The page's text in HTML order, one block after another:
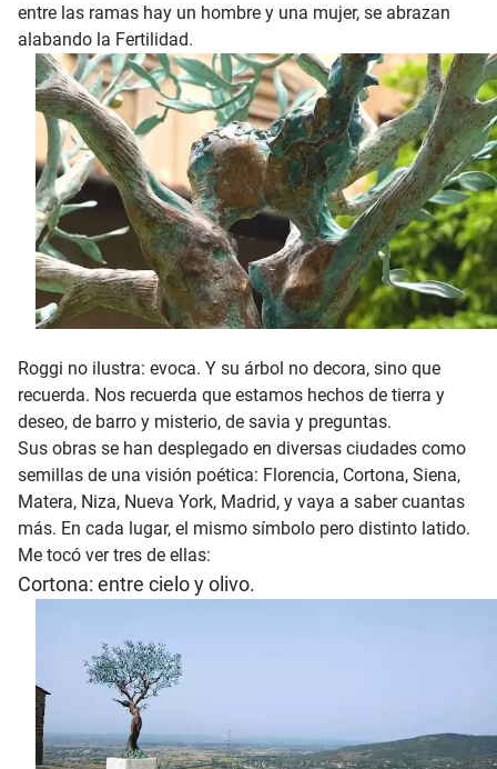
entre las ramas hay un hombre y una mujer, se abrazan
alabando la Fertilidad.
Roggi no ilustra: evoca. Y su árbol no decora, sino que
recuerda. Nos recuerda que estamos hechos de tierra y
deseo, de barro y misterio, de savia y preguntas.
Sus obras se han desplegado en diversas ciudades como
semillas de una visión poética: Florencia, Cortona, Siena,
Matera, Niza, Nueva York, Madrid, y vaya a saber cuantas
más. En cada lugar, el mismo símbolo pero distinto latido.
Me tocó ver tres de ellas:
Cortona: entre cielo y olivo.